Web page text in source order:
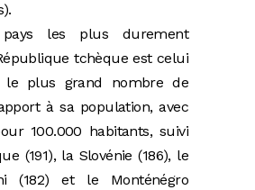
les plus durement
tchèque est celui
le plus grand nombre de
à sa population, avec
100.000 habitants, suivi
(191), la Slovénie (186), le
(182) et le Monténégro